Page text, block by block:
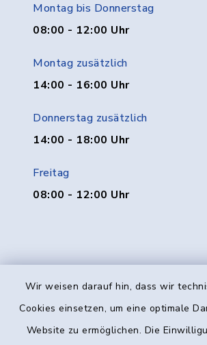
Wir weisen darauf hin, dass wir
Cookies einsetzen, um eine optimale
Website zu ermöglichen. Die
Montag bis Donnerstag
08:00 - 12:00 Uhr
Montag zusätzlich
14:00 - 16:00 Uhr
Donnerstag zusätzlich
14:00 - 18:00 Uhr
Freitag
08:00 - 12:00 Uhr
Kontakt